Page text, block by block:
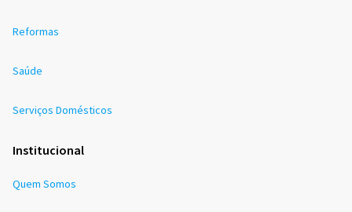
Reformas
Saúde
Serviços Domésticos
Institucional
Quem Somos